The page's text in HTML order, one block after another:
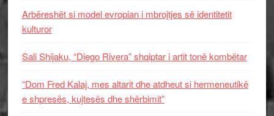
Arbëreshët si model evropian i mbrojtjes së identitetit
kulturor
Sali Shijaku, “Diego Rivera” shqiptar i artit tonë kombëtar
“Dom Fred Kalaj, mes altarit dhe atdheut si hermeneutikë
e shpresës, kujtesës dhe shërbimit”